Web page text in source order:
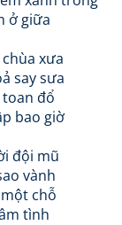
ở giữa
xưa
say sưa
đổ
bao giờ
đội mũ
vành
chỗ
tình